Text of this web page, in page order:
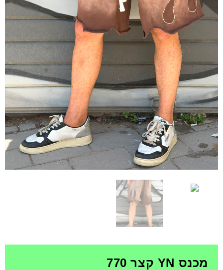
מכנס YN קצר 770